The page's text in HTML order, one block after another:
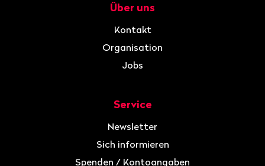
Über uns
Kontakt
Organisation
Jobs
Service
Newsletter
Sich informieren
Spenden / Kontoangaben